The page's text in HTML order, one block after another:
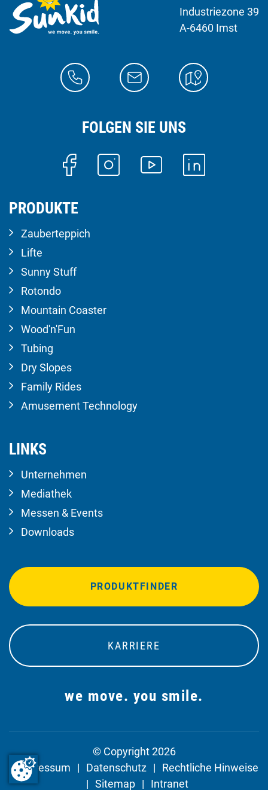
Industriezone 39
A-6460 Imst
FOLGEN SIE UNS
PRODUKTE
Zauberteppich
Lifte
Sunny Stuff
Rotondo
Mountain Coaster
Wood'n'Fun
Tubing
Dry Slopes
Family Rides
Amusement Technology
LINKS
Unternehmen
Mediathek
Messen & Events
Downloads
PRODUKTFINDER
KARRIERE
we move. you smile.
© Copyright 2026
Impressum
Datenschutz
Rechtliche Hinweise
Sitemap
Intranet